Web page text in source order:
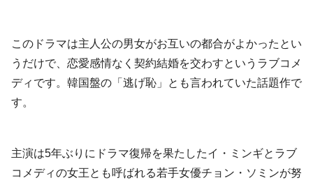
このドラマは主人公の男女がお互いの都合がよかったとい
うだけで、恋愛感情なく契約結婚を交わすというラブコメ
ディです。韓国盤の「逃げ恥」とも言われていた話題作で
す。
主演は5年ぶりにドラマ復帰を果たしたイ・ミンギとラブ
コメディの女王とも呼ばれる若手女優チョン・ソミンが努